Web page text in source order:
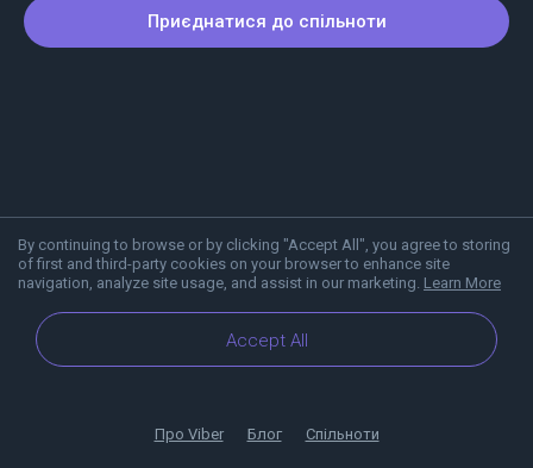
By continuing to browse or by clicking "Accept All", you agree to storing
of first and third-party cookies on your browser to enhance site
navigation, analyze site usage, and assist in our marketing. Learn More
Accept All
Приєднатися до спільноти
Про Viber Блог Спільноти